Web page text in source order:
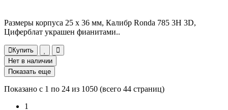
Размеры корпуса 25 х 36 мм, Калибр Ronda 785 3H 3D,
Циферблат украшен фианитами..
Купить
Нет в наличии
Показать еще
Показано с 1 по 24 из 1050 (всего 44 страниц)
1